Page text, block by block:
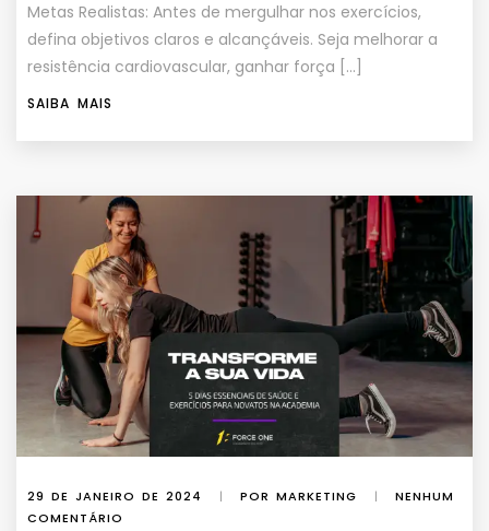
Metas Realistas: Antes de mergulhar nos exercícios,
defina objetivos claros e alcançáveis. Seja melhorar a
resistência cardiovascular, ganhar força […]
SAIBA MAIS
29 DE JANEIRO DE 2024 | POR MARKETING |
NENHUM
COMENTÁRIO